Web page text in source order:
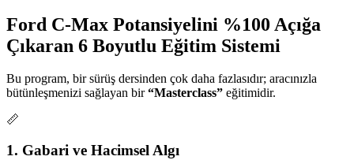
Ford C-Max Potansiyelini %100 Açığa
Çıkaran 6 Boyutlu Eğitim Sistemi
Bu program, bir sürüş dersinden çok daha fazlasıdır; aracınızla
bütünleşmenizi sağlayan bir“Masterclass” eğitimidir.
📏
1. Gabari ve Hacimsel Algı